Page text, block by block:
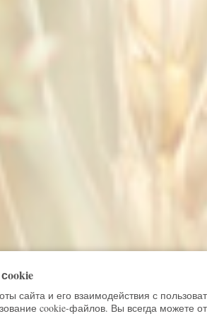
сайта и его взаимодействия с
cookie-файлов. Вы всегда можете